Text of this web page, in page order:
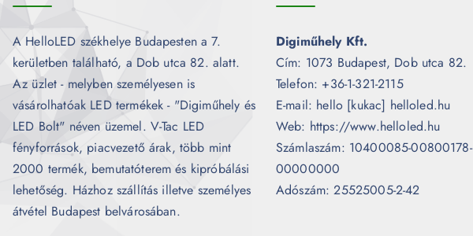
A HelloLED székhelye Budapesten a 7.
kerületben található, a Dob utca 82. alatt.
Az üzlet - melyben személyesen is
vásárolhatóak LED termékek - "Digiműhely és
LED Bolt" néven üzemel. V-Tac LED
fényforrások, piacvezető árak, több mint
2000 termék, bemutatóterem és kipróbálási
lehetőség. Házhoz szállítás illetve személyes
átvétel Budapest belvárosában.
Digiműhely Kft.
Cím: 1073 Budapest, Dob utca 82.
Telefon: +36-1-321-2115
E-mail: hello [kukac] helloled.hu
Web: https://www.helloled.hu
Számlaszám: 10400085-00800178-
00000000
Adószám: 25525005-2-42